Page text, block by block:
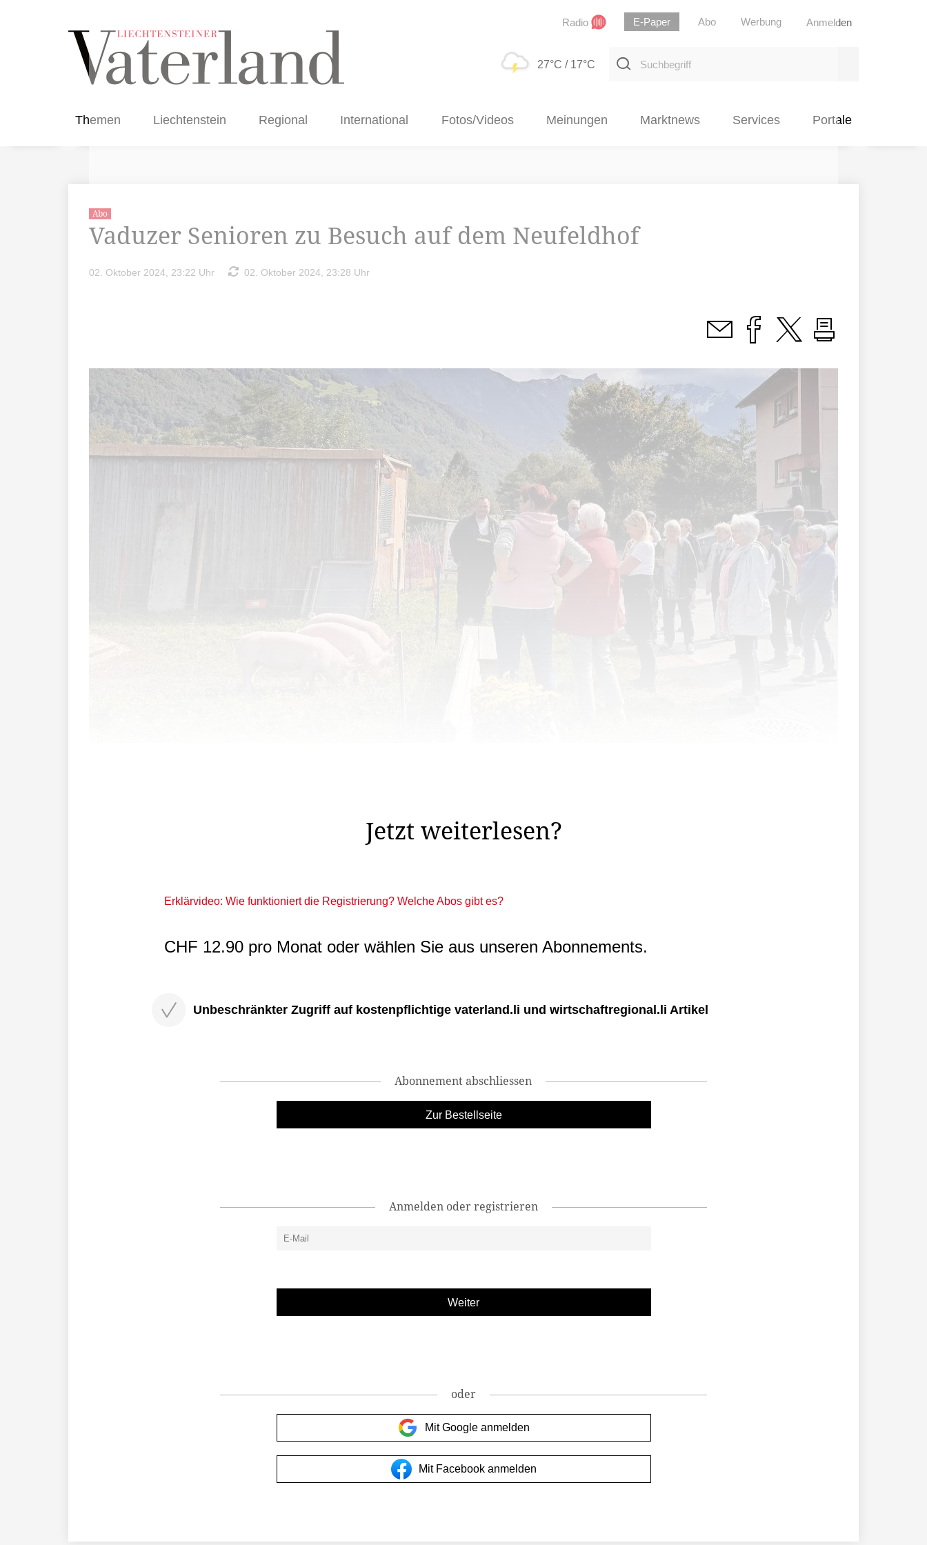
Radio E-Paper Abo Werbung Anmelden
27°C / 17°C
Suchbegriff
Themen Liechtenstein Regional International Fotos/Videos Meinungen Marktnews Services Portale
Abo
Vaduzer Senioren zu Besuch auf dem Neufeldhof
02. Oktober 2024, 23:22 Uhr 02. Oktober 2024, 23:28 Uhr
Jetzt weiterlesen?
Erklärvideo: Wie funktioniert die Registrierung? Welche Abos gibt es?
CHF 12.90 pro Monat oder wählen Sie aus unseren Abonnements.
Unbeschränkter Zugriff auf kostenpflichtige vaterland.li und wirtschaftregional.li Artikel
Abonnement abschliessen
Zur Bestellseite
Anmelden oder registrieren
oder
Mit Google anmelden
Mit Facebook anmelden